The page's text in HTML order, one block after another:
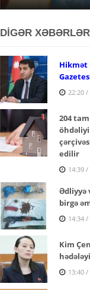
DİGƏR XƏBƏRLƏR
Hikmət
22:20 /
204
edilir
14:39 /
Ədliyyə
birgə
14:34 /
Kim
13:40 /